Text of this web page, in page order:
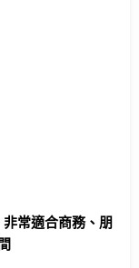
常適合商務、朋